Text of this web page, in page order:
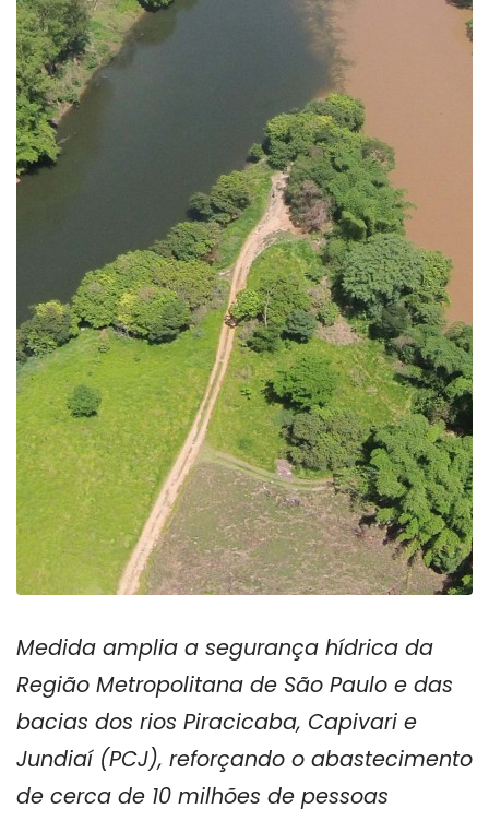
Medida amplia a segurança hídrica da
Região Metropolitana de São Paulo e das
bacias dos rios Piracicaba, Capivari e
Jundiaí (PCJ), reforçando o abastecimento
de cerca de 10 milhões de pessoas